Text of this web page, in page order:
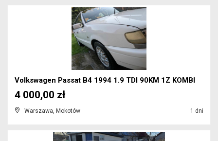
Volkswagen Passat B4 1994 1.9 TDI 90KM 1Z KOMBI
Warszawa, Mokotów 1 dni
4 000,00 zł